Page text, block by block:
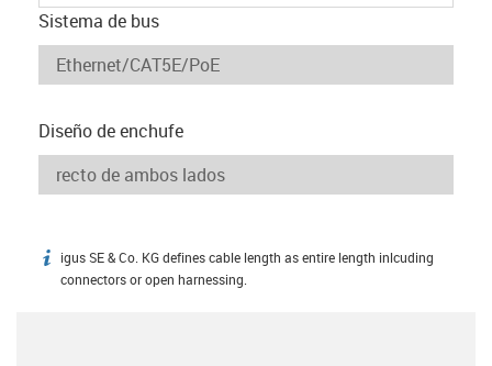
Sistema de bus
Diseño de enchufe
igus-icon-info
igus SE & Co. KG defines cable length as entire length inlcuding
connectors or open harnessing.